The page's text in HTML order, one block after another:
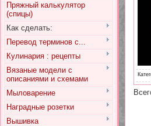
Пряжный калькулятор
(спицы)
Как сделать:
Перевод терминов с...
Кулинария : рецепты
Вязаные модели с
описаниями и схемами
Мыловарение
Наградные розетки
Вышивка